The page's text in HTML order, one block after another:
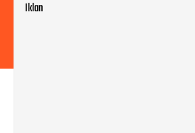
Iklan